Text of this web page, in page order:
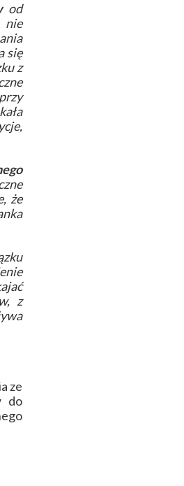
od
nie
się
z
że
z
ze
do